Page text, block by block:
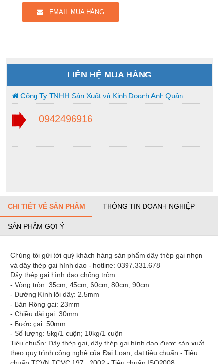
EMAIL MUA HÀNG
LIÊN HỆ MUA HÀNG
Công Ty TNHH Sản Xuất và Kinh Doanh Anh Quân
0942496916
CHI TIẾT VỀ SẢN PHẨM THÔNG TIN DOANH NGHIỆP
SẢN PHẨM GỢI Ý
Chúng tôi gửi tới quý khách hàng sản phẩm dây thép gai nhọn
và dây thép gai hình dao - hotline: 0397.331.678
Dây thép gai hình dao chống trộm
- Vòng tròn: 35cm, 45cm, 60cm, 80cm, 90cm
- Đường Kính lõi dây: 2.5mm
- Bản Rộng gai: 23mm
- Chiều dài gai: 30mm
- Bước gai: 50mm
- Số lượng: 5kg/1 cuộn; 10kg/1 cuộn
Tiêu chuẩn: Dây thép gai, dây thép gai hình dao được sản xuất
theo quy trình công nghệ của Đài Loan, đạt tiêu chuẩn:- Tiêu